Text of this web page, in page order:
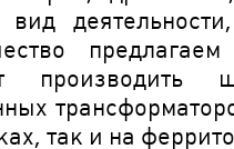
вид
так и на